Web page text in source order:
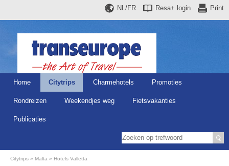
Print
Resa+ login
NL/FR
Home Citytrips Charmehotels Promoties
Rondreizen Weekendjes weg Fietsvakanties
Publicaties
Citytrips Malta Hotels Valletta